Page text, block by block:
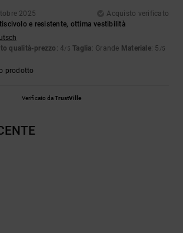
2025
Acquisto verificato
e resistente, ottima vestibilità
qualità-prezzo : 4/5 Taglia: Grande Materiale: 5 /5
prodotto
Verificato daTrustVille